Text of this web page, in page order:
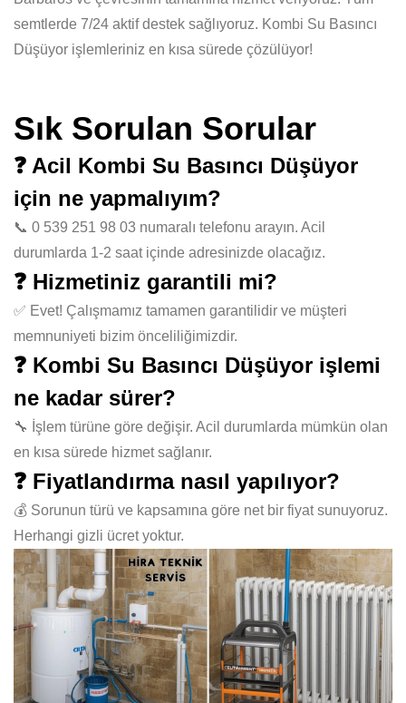
semtlerde 7/24 aktif destek sağlıyoruz. Kombi Su Basıncı
Düşüyor işlemleriniz en kısa sürede çözülüyor!
Sık Sorulan Sorular
❓ Acil Kombi Su Basıncı Düşüyor
için ne yapmalıyım?
📞 0 539 251 98 03 numaralı telefonu arayın. Acil
durumlarda 1-2 saat içinde adresinizde olacağız.
❓ Hizmetiniz garantili mi?
✅ Evet! Çalışmamız tamamen garantilidir ve müşteri
memnuniyeti bizim önceliliğimizdir.
❓ Kombi Su Basıncı Düşüyor işlemi
ne kadar sürer?
🔧 İşlem türüne göre değişir. Acil durumlarda mümkün olan
en kısa sürede hizmet sağlanır.
❓ Fiyatlandırma nasıl yapılıyor?
💰 Sorunun türü ve kapsamına göre net bir fiyat sunuyoruz.
Herhangi gizli ücret yoktur.